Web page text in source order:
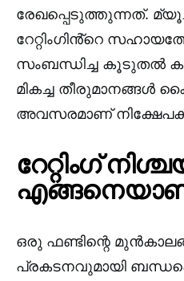
രേഖപ്പെടുത്തുന്നത്.
റേറ്റിംഗിൻ്റെ
സംബന്ധിച്ച കൂടുതൽ
മികച്ച തീരുമാനങ്ങൾ
അവസരമാണ്
റേറ്റിംഗ്
ഒരു ഫണ്ടിന്റെ
പ്രകടനവുമായി